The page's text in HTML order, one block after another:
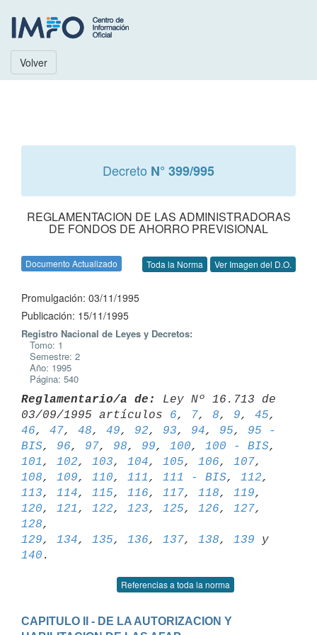
Volver
Decreto N° 399/995
REGLAMENTACION DE LAS ADMINISTRADORAS
DE FONDOS DE AHORRO PREVISIONAL
Documento Actualizado Toda la Norma Ver Imagen del D.O.
Promulgación: 03/11/1995
Publicación: 15/11/1995
Registro Nacional de Leyes y Decretos:
Tomo: 1
Semestre: 2
Año: 1995
Página: 540
Reglamentario/a de:
Ley Nº 16.713 de
03/09/1995 artículos 6, 7, 8, 9, 45
46, 47, 48, 49, 92, 93, 94, 95, 95 -
BIS, 96, 97, 98, 99, 100, 100 - BIS
101 , 102, 103, 104, 105, 106, 107
108, 109, 110, 111 , 111 - BIS, 112,
113, 114, 115, 116, 117, 118, 119
120, 121 , 122, 123, 125, 126, 127
128
129, 134, 135, 136, 137, 138, 139
140
Referencias a toda la norma
CAPITULO II - DE LA AUTORIZACION Y